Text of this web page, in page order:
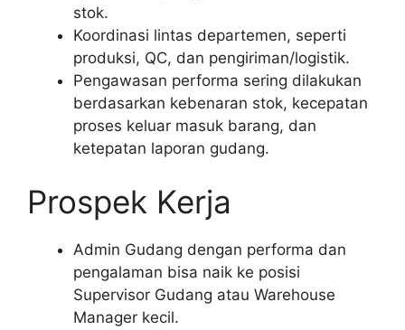
stok.
Koordinasi lintas departemen, seperti
produksi, QC, dan pengiriman/logistik.
Pengawasan performa sering dilakukan
berdasarkan kebenaran stok, kecepatan
proses keluar masuk barang, dan
ketepatan laporan gudang.
Prospek Kerja
Admin Gudang dengan performa dan
pengalaman bisa naik ke posisi
Supervisor Gudang atau Warehouse
Manager kecil.